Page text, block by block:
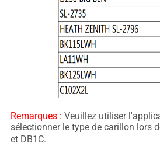
Remarques : Veuillez utiliser
sélectionner le type de carillon lors
et DB1C.